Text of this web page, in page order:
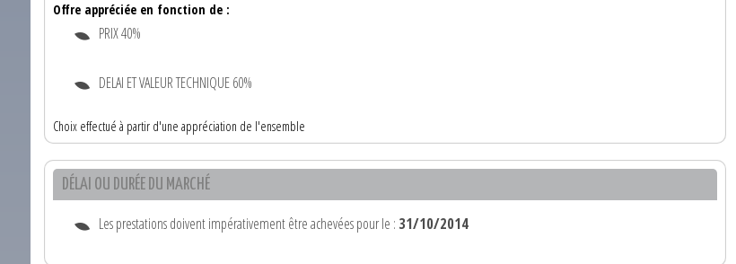
Offre appréciée en fonction de :
PRIX 40%
DELAI ET VALEUR TECHNIQUE 60%
Choix effectué à partir d'une appréciation de l'ensemble
DÉLAI OU DURÉE DU MARCHÉ
Les prestations doivent impérativement être achevées pour le : 31/10/2014